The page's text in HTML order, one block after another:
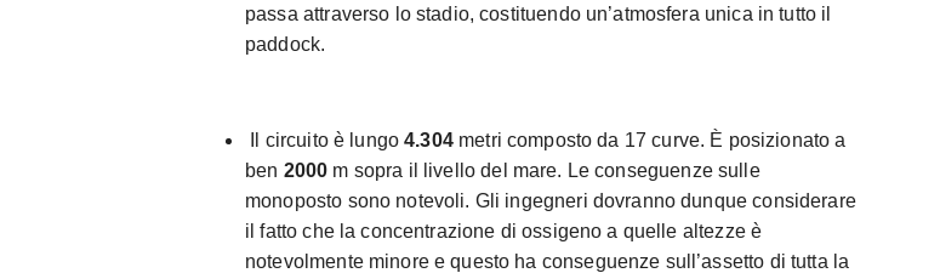
passa attraverso lo stadio, costituendo un’atmosfera unica in tutto il
paddock.
Il circuito è lungo4.304metri composto da 17 curve. È posizionato a
ben 2000 m sopra il livello del mare. Le conseguenze sulle
monoposto sono notevoli. Gli ingegneri dovranno dunque considerare
il fatto che la concentrazione di ossigeno a quelle altezze è
notevolmente minore e questo ha conseguenze sull’assetto di tutta la